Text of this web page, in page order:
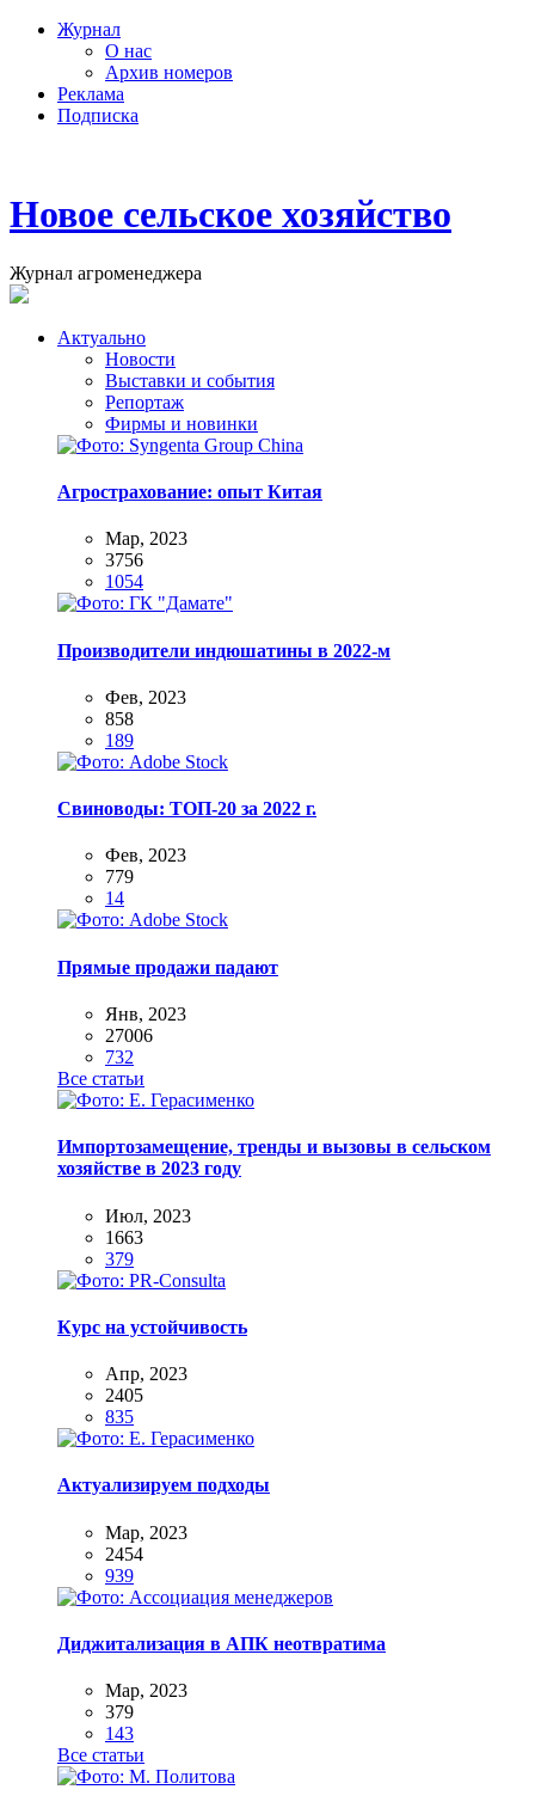
Журнал
О нас
Архив номеров
Реклама
Подписка
Новое сельское хозяйство
Журнал агроменеджера
Актуально
Новости
Выставки и события
Репортаж
Фирмы и новинки
Агрострахование: опыт Китая
Мар, 2023
3756
1054
Производители индюшатины в 2022-м
Фев, 2023
858
189
Свиноводы: ТОП-20 за 2022 г.
Фев, 2023
779
14
Прямые продажи падают
Янв, 2023
27006
732
Все статьи
Импортозамещение, тренды и вызовы в сельском
хозяйстве в 2023 году
Июл, 2023
1663
379
Курс на устойчивость
Апр, 2023
2405
835
Актуализируем подходы
Мар, 2023
2454
939
Диджитализация в АПК неотвратима
Мар, 2023
379
143
Все статьи